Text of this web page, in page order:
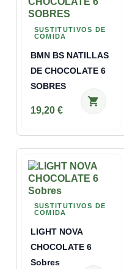
SUSTITUTIVOS DE
COMIDA
BMN BS NATILLAS
DE CHOCOLATE 6
SOBRES
19,20 €
shopping_cart
SUSTITUTIVOS DE
COMIDA
LIGHT NOVA
CHOCOLATE 6
Sobres